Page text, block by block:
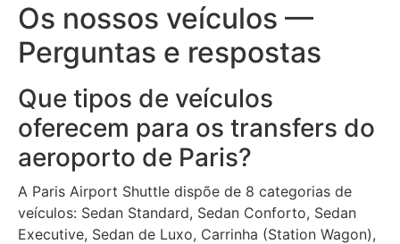
Os nossos veículos —
Perguntas e respostas
Que tipos de veículos
oferecem para os transfers do
aeroporto de Paris?
A Paris Airport Shuttle dispõe de 8 categorias de
veículos: Sedan Standard, Sedan Conforto, Sedan
Executive, Sedan de Luxo, Carrinha (Station Wagon),